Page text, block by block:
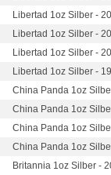
Libertad 1oz Silber -
Libertad 1oz Silber -
Libertad 1oz Silber -
Libertad 1oz Silber -
China Panda 1oz
China Panda 1oz
China Panda 1oz
China Panda 1oz
Britannia 1oz Silber -